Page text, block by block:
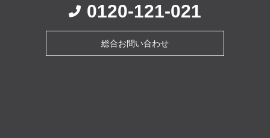
0120-121-021
総合お問い合わせ